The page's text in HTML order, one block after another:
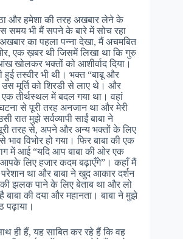
और हमेशा की तरह अखबार लेने के
समय भी मैं सपने के बारे में सोच रहा
का पहला पन्ना देखा, मैं अचमबित
एक ख़बर थी जिसमें लिखा था कि गुरु
आंख खोलकर भक्तों को आशीर्वाद दिया।
तस्वीर भी थी। भक्त “बाबू और
मूर्ति को शिरडी से लाए थे। और
तीर्थस्थल में बदल गया था। वहां
से पूरी तरह अनजान था और मेरी
मुझे सर्वव्यापी साईं बाबा ने
पूरी तरह से, अपने और अन्य भक्तों के लिए
भाव विभोर हो गया। फिर बाबा की एक
में आई “यदि आप बाबा की ओर एक
आपके लिए हजार कदम बढ़ाएँगे”। कहाँ मैं
था और बाबा ने खुद आकार दर्शन
की झलक पाने के लिए बेताब था और लो
की दया और महानता। बाबा ने मुझे
पढ़ाया।
ही हैं, यह साबित कर रहे हैं कि वह